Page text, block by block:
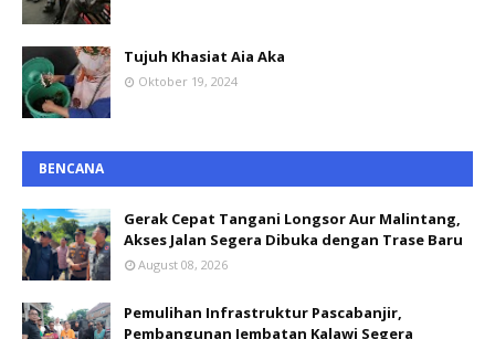
Tujuh Khasiat Aia Aka
Oktober 19, 2024
BENCANA
Gerak Cepat Tangani Longsor Aur Malintang,
Akses Jalan Segera Dibuka dengan Trase Baru
August 08, 2026
Pemulihan Infrastruktur Pascabanjir,
Pembangunan Jembatan Kalawi Segera